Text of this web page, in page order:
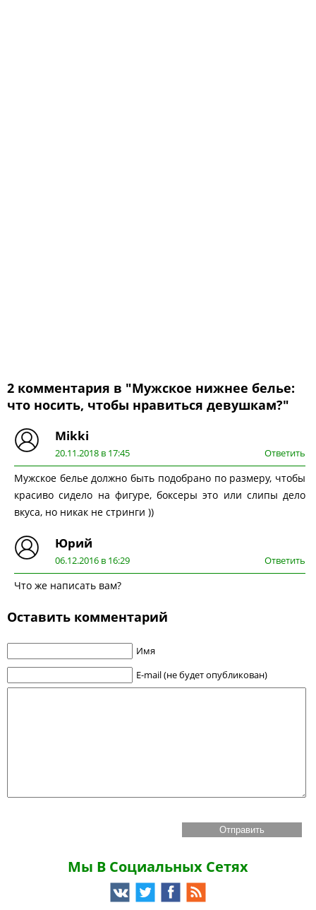
2 комментария в "Мужское нижнее белье:
что носить, чтобы нравиться девушкам?"
Mikki
20.11.2018 в 17:45 Ответить
Мужское белье должно быть подобрано по размеру, чтобы
красиво сидело на фигуре, боксеры это или слипы дело
вкуса, но никак не стринги ))
Юрий
06.12.2016 в 16:29 Ответить
Что же написать вам?
Оставить комментарий
Имя
E-mail (не будет опубликован)
Мы В Социальных Сетях